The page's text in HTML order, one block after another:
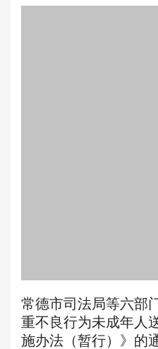
常德市司法局等六部
重不良行为未成年人
施办法（暂行）》的